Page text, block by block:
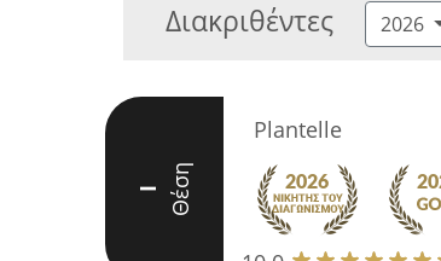
Διακριθέντες 2026
I Θέση
Plantelle